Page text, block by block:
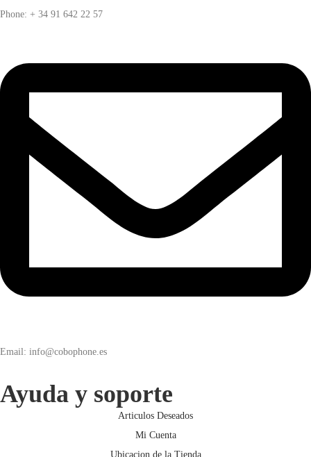
Phone: + 34 91 642 22 57
Email: info@cobophone.es
Ayuda y soporte
Articulos Deseados
Mi Cuenta
Ubicacion de la Tienda